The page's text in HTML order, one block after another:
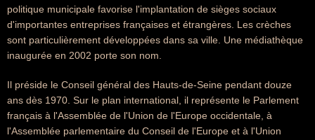
politique municipale favorise l'implantation de sièges sociaux
d'importantes entreprises françaises et étrangères. Les crèches
sont particulièrement développées dans sa ville. Une médiathèque
inaugurée en 2002 porte son nom.
Il préside le Conseil général des Hauts-de-Seine pendant douze
ans dès 1970. Sur le plan international, il représente le Parlement
français à l'Assemblée de l'Union de l'Europe occidentale, à
l'Assemblée parlementaire du Conseil de l'Europe et à l'Union